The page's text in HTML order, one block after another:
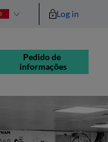
English
Log in
Pedido de
informações